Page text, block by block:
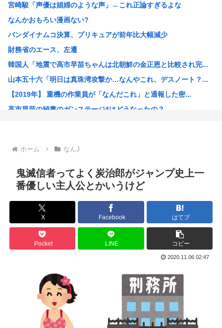
【悲報】高市首相の“個人的なSNS投稿”で習近平ブチギレ...
【衝撃】木村祐一の変貌ぶりに「誰かわからん」「いつの間に...
ついに来ちゃったの？アメリカでヒューマノイドロボットが家...
中国製ルーター20機種にバックドア、外部から完全制御のお...
中国人のリウさん、新エネ車で国境越えたら遠隔操作で30時...
北朝鮮が何かを発射
コメ価格先行き指数 過去最低 今後も値下がり傾向
宮崎駿「声優は娼婦のような声」←これ正論すぎるよな
なんかおもろい漫画ない?
バンダイナムコ決算、プリキュアが前年比大幅減少
財務省のエース、左遷
韓国人「地震で高市早苗ちゃんは北朝鮮の金正恩と比較され完...
山本五十六「明日は真珠湾攻撃か…なんやこれ、デスノート？...
【2019年】 重機の作業員が「なんだこれ」と通報した密...
高市早苗の秘書のガンステージ4はどうなったの？
韓国人「現在、日本が密かに韓国からパクっているものがこち...
漫画の画像持ってないか
孫悟飯、『魔閃光』しかオリジナル技がないwww
出せよ…お前らが描いた絵!!
【画像】ブルーロックの監督、キレるwww
【高市朗報】高市早苗の名言、偉人の名言としてブロガーにま...
ひぐらし原作北条沙都子「大きいのやだ！気持ち悪いのやだ！...
海外「日本にはこんな特殊な標識があるんだけど皆は見たこと...
森山前自民党幹事長「日中首脳会談の写真を高市が勝手にSN...
突進してきた牛を跳び越えたら、牛が固まって動かなくなった...
バトル漫画の主人公でライバルがいないキャラ、存在しない
ホーム なんJ
鬼滅信者ってよく炭治郎がジャンプ史上一
番優しい主人公とかいうけど
X Facebook はてブ
Pocket LINE コピー
2020.11.06 02:47